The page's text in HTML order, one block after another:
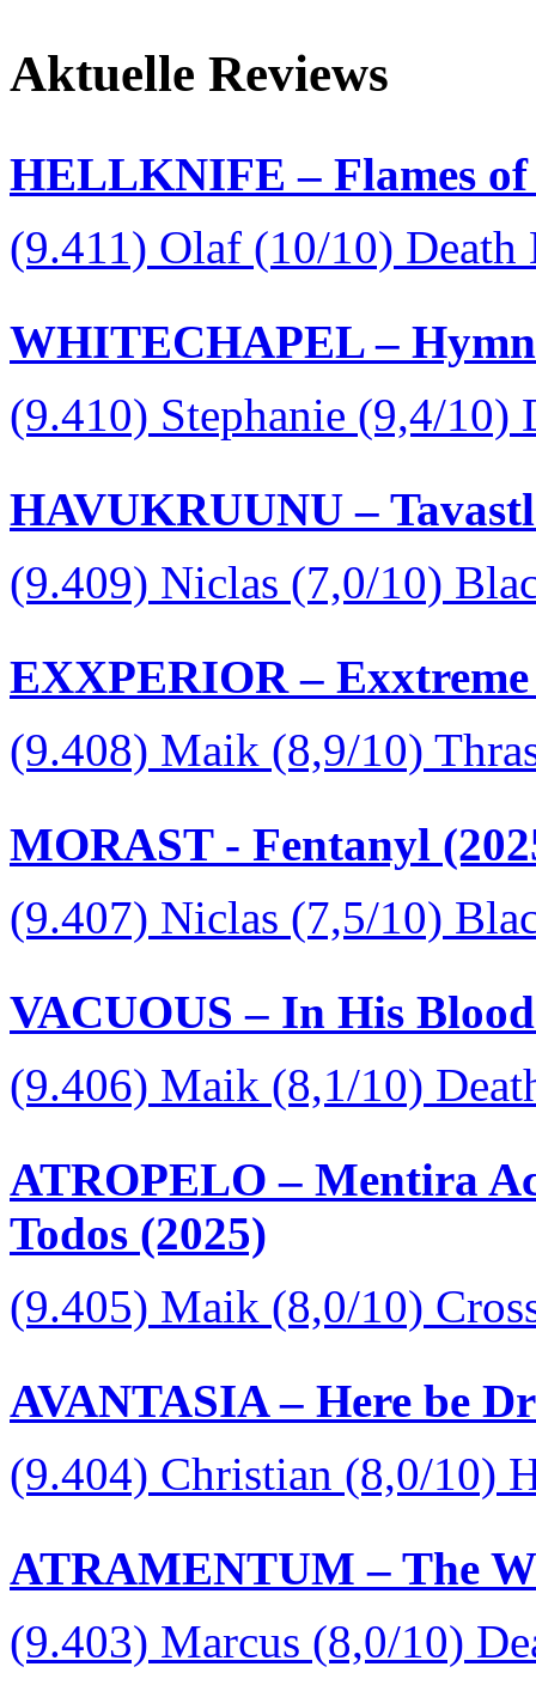
Aktuelle Reviews
HELLKNIFE – Flames
(9.411) Olaf (10/10) Death
WHITECHAPEL –
(9.410) Stephanie (9,4/10)
HAVUKRUUNU –
(9.409) Niclas (7,0/10)
EXXPERIOR – Exxtreme
(9.408) Maik (8,9/10)
MORAST - Fentanyl
(9.407) Niclas (7,5/10)
VACUOUS – In His
(9.406) Maik (8,1/10)
ATROPELO – Mentira
Todos (2025)
(9.405) Maik (8,0/10)
AVANTASIA – Here be
(9.404) Christian (8,0/10)
ATRAMENTUM – The
(9.403) Marcus (8,0/10)